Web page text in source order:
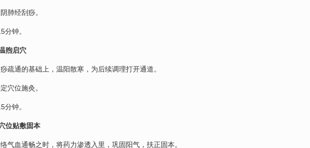
肺经刮痧。
分钟。
煦启穴
疏通的基础上，温阳散寒，为后续调理打开通道。
穴位施灸。
分钟。
位贴敷固本
气血通畅之时，将药力渗透入里，巩固阳气，扶正固本。